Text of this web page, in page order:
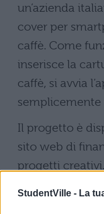
StudentVille - La
un’azienda
cover per
caffè. Come
inserisce la
caffè, si avvia
semplicemente
Il progetto è
sito web di
progetti
classico,